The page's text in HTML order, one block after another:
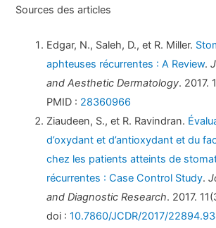
Sources des articles
Edgar, N., Saleh, D., et R. Miller.
aphteuses récurrentes : A Review.
and Aesthetic Dermatology. 2017.
PMID : 28360966
Ziaudeen, S., et R. Ravindran.
d’oxydant et d’antioxydant et du
chez les patients atteints de
récurrentes : Case Control Study.
and Diagnostic Research. 2017.
doi :10.7860/JCDR/2017/